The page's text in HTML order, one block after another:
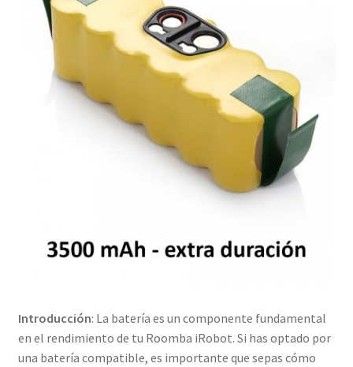
Introducción: La batería es un componente fundamental
en el rendimiento de tu Roomba iRobot. Si has optado por
una batería compatible, es importante que sepas cómo